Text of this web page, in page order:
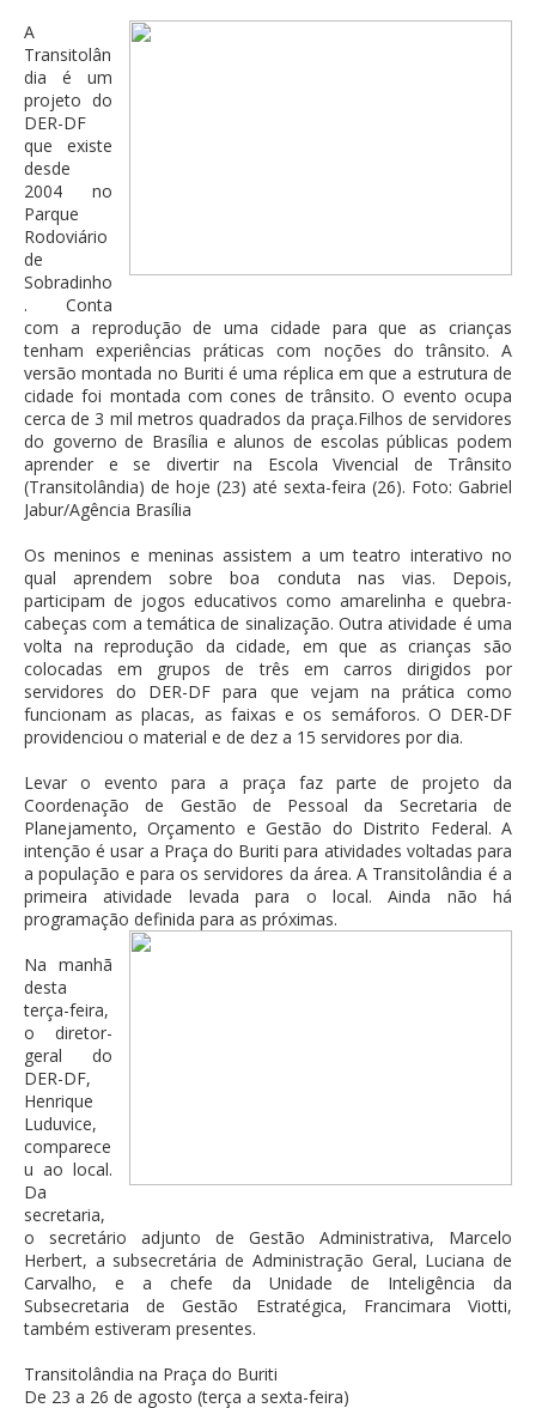
A
Transitolân
dia é um
projeto do
DER-DF
que existe
desde
2004 no
Parque
Rodoviário
de
Sobradinho
. Conta
com a reprodução de uma cidade para que as crianças
tenham experiências práticas com noções do trânsito. A
versão montada no Buriti é uma réplica em que a estrutura de
cidade foi montada com cones de trânsito. O evento ocupa
cerca de 3 mil metros quadrados da praça.Filhos de servidores
do governo de Brasília e alunos de escolas públicas podem
aprender e se divertir na Escola Vivencial de Trânsito
(Transitolândia) de hoje (23) até sexta-feira (26). Foto: Gabriel
Jabur/Agência Brasília
Os meninos e meninas assistem a um teatro interativo no
qual aprendem sobre boa conduta nas vias. Depois,
participam de jogos educativos como amarelinha e quebra-
cabeças com a temática de sinalização. Outra atividade é uma
volta na reprodução da cidade, em que as crianças são
colocadas em grupos de três em carros dirigidos por
servidores do DER-DF para que vejam na prática como
funcionam as placas, as faixas e os semáforos. O DER-DF
providenciou o material e de dez a 15 servidores por dia.
Levar o evento para a praça faz parte de projeto da
Coordenação de Gestão de Pessoal da Secretaria de
Planejamento, Orçamento e Gestão do Distrito Federal. A
intenção é usar a Praça do Buriti para atividades voltadas para
a população e para os servidores da área. A Transitolândia é a
primeira atividade levada para o local. Ainda não há
programação definida para as próximas.
Na manhã
desta
terça-feira,
o diretor-
geral do
DER-DF,
Henrique
Luduvice,
comparece
u ao local.
Da
secretaria,
o secretário adjunto de Gestão Administrativa, Marcelo
Herbert, a subsecretária de Administração Geral, Luciana de
Carvalho, e a chefe da Unidade de Inteligência da
Subsecretaria de Gestão Estratégica, Francimara Viotti,
também estiveram presentes.
Transitolândia na Praça do Buriti
De 23 a 26 de agosto (terça a sexta-feira)